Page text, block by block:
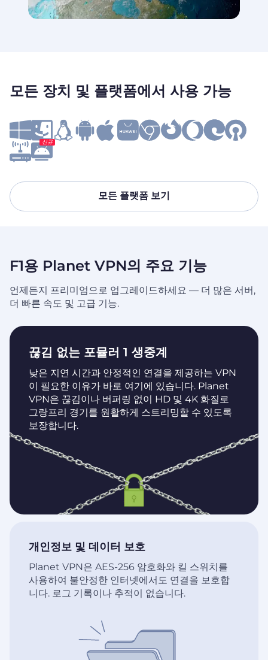
모든 장치 및 플랫폼에서 사용 가능
신규
모든 플랫폼 보기
F1용 Planet VPN의 주요 기능
언제든지 프리미엄으로 업그레이드하세요 — 더 많은 서버,
더 빠른 속도 및 고급 기능.
끊김 없는 포뮬러 1 생중계
낮은 지연 시간과 안정적인 연결을 제공하는 VPN
이 필요한 이유가 바로 여기에 있습니다. Planet
VPN은 끊김이나 버퍼링 없이 HD 및 4K 화질로
그랑프리 경기를 원활하게 스트리밍할 수 있도록
보장합니다.
개인정보 및 데이터 보호
Planet VPN은 AES-256 암호화와 킬 스위치를
사용하여 불안정한 인터넷에서도 연결을 보호합
니다. 로그 기록이나 추적이 없습니다.